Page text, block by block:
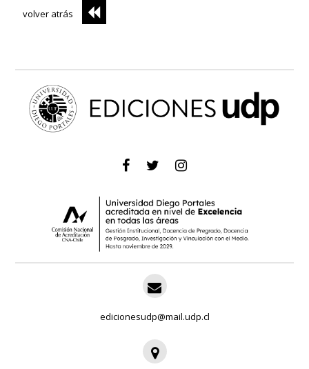
volver atrás
edicionesudp@mail.udp.cl